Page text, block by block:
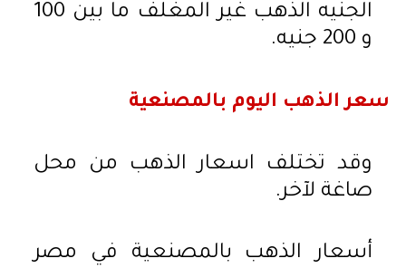
الجنيه الذهب غير المغلف ما بين 100
و 200 جنيه.
سعر الذهب اليوم بالمصنعية
وقد تختلف اسعار الذهب من محل
صاغة لآخر.
أسعار الذهب بالمصنعية في مصر